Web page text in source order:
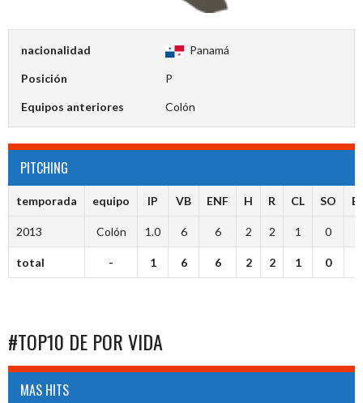
nacionalidad Panamá
Posición P
Equipos anteriores Colón
PITCHING
temporada equipo IP VB ENF H R CL SO
2013 Colón 1.0 6 6 2 2 1 0
total - 1 6 6 2 2 1 0
#TOP10 DE POR VIDA
MAS HITS